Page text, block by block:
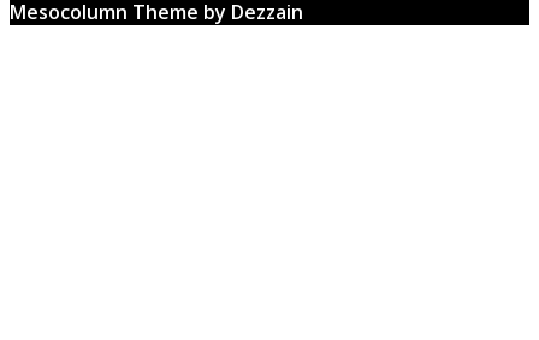
Mesocolumn Theme by Dezzain